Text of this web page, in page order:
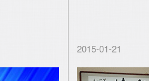
2015-01-21